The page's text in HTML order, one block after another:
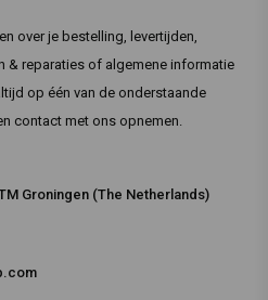
over je bestelling, levertijden,
& reparaties of algemene informatie
op één van de onderstaande
contact met ons opnemen.
Groningen (The Netherlands)